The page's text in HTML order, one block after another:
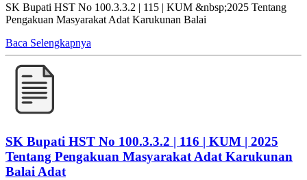
SK Bupati HST No 100.3.3.2 | 115 | KUM &nbsp;2025 Tentang
Pengakuan Masyarakat Adat Karukunan Balai
Baca Selengkapnya
SK Bupati HST No 100.3.3.2 | 116 | KUM | 2025
Tentang Pengakuan Masyarakat Adat Karukunan
Balai Adat